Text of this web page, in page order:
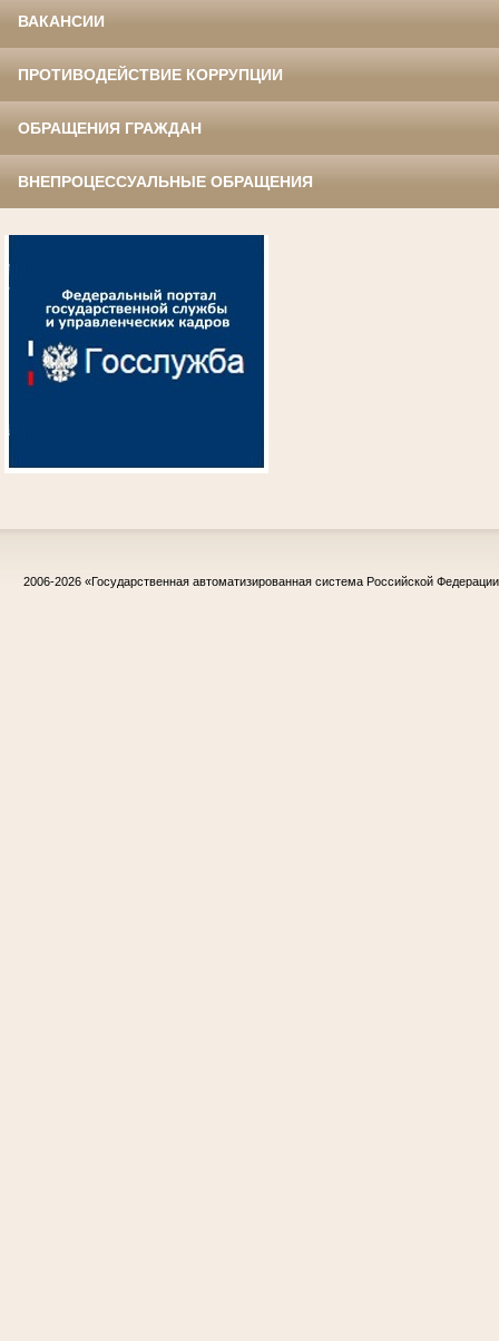
ВАКАНСИИ
ПРОТИВОДЕЙСТВИЕ КОРРУПЦИИ
ОБРАЩЕНИЯ ГРАЖДАН
ВНЕПРОЦЕССУАЛЬНЫЕ ОБРАЩЕНИЯ
2006-2026 «Государственная автоматизированная система Российской